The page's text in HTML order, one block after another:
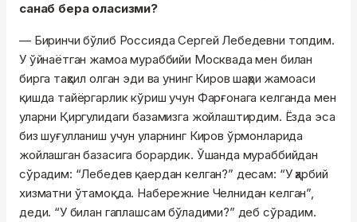
санаб бера оласизми?
— Биринчи бўлиб Россияда Сергей Лебедевни топдим.
У ўйнаётган жамоа мураббийи Москвада мен билан
бирга таҳсил олган эди ва унинг Киров шаҳри жамоаси
қишда тайёргарлик кўриш учун Фарғонага келганда мен
уларни Қиргулидаги базамизга жойлаштирдим. Ёзда эса
биз шуғулланиш учун уларнинг Киров ўрмонларида
жойлашган базасига борардик. Ўшанда мураббийдан
сўрадим: “Лебедев қаердан келган?” десам: “У ҳарбий
хизматни ўтамоқда. Набережние Челнидан келган”,
деди. “У билан гаплашсам бўладими?” деб сўрадим.